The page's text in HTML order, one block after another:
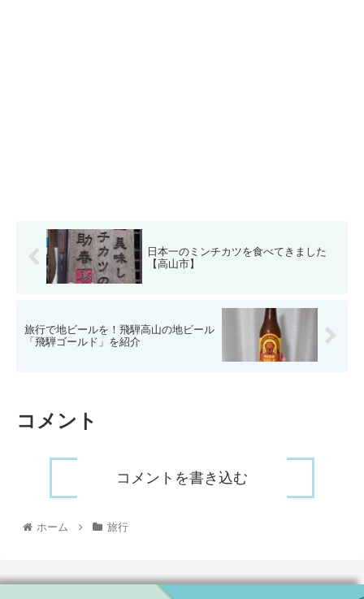
日本一のミンチカツを食べてきました
【高山市】
旅行で地ビールを！飛騨高山の地ビール
「飛騨ゴールド」を紹介
コメント
コメントを書き込む
ホーム 旅行